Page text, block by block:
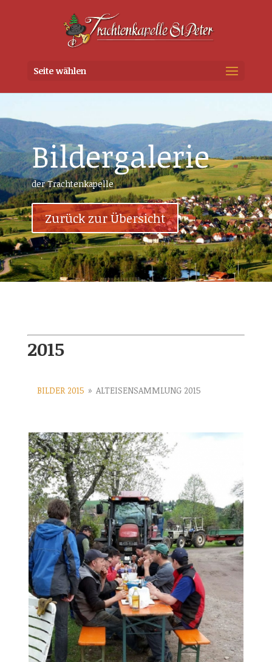
Seite wählen
Bildergalerie
der Trachtenkapelle
Zurück zur Übersicht
2015
BILDER 2015 » ALTEISENSAMMLUNG 2015